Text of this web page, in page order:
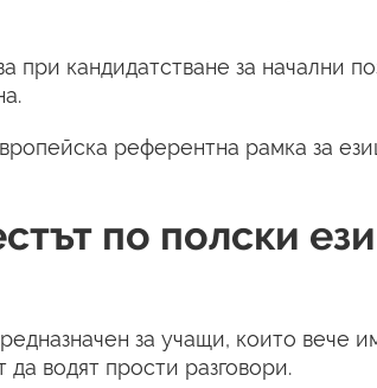
при кандидатстване за начални
референтна рамка за
по полски
за учащи, които вече
водят прости разговори.